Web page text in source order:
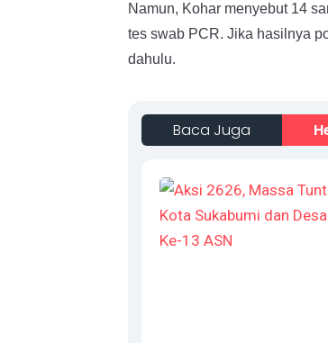
Namun, Kohar menyebut 14
tes swab PCR. Jika hasilnya
dahulu.
Baca Juga